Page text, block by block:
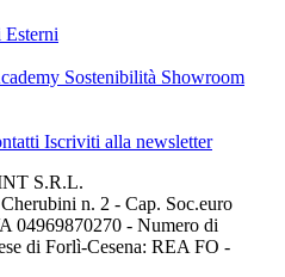
Esterni
Sostenibilità Showroom
Iscriviti alla newsletter
S.R.L.
n. 2 - Cap. Soc.euro
04969870270 - Numero di
di Forlì-Cesena: REA FO -